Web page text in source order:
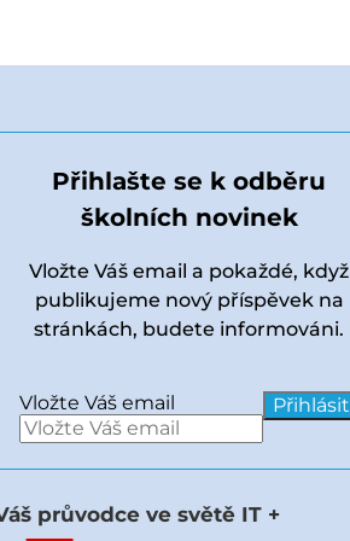
Přihlašte se k odběru
školních novinek
Vložte Váš email a pokaždé, když
publikujeme nový příspěvek na
stránkách, budete informováni.
Vložte Váš email
průvodce ve světě IT +